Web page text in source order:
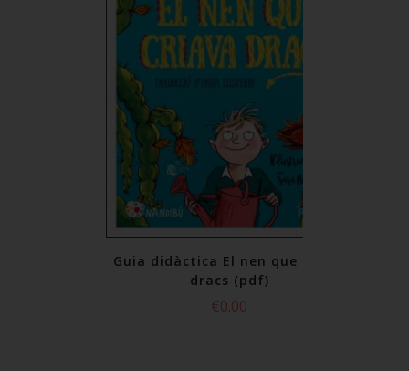
Guia didàctica El nen que criava
dracs (pdf)
€0.00